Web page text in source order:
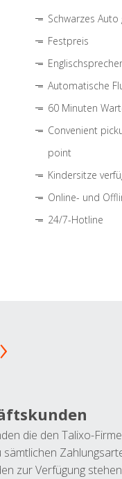
Schwarzes
Festpreis
Automatische
60 Minuten
Convenient
point
Kindersitze
Online- und
24/7-Hotline
die den Talixo-
sämtlichen
zur Verfügung